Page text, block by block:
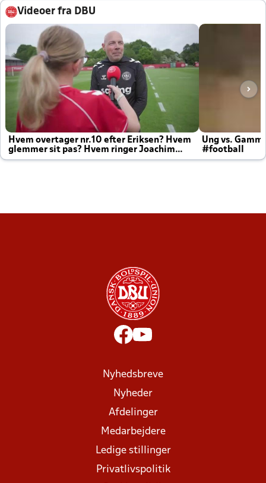
Videoer fra DBU
Hvem overtager nr.10 efter Eriksen? Hvem
glemmer sit pas? Hvem ringer Joachim
altid til efter kampe?
Ung vs.
#football
Nyhedsbreve
Nyheder
Afdelinger
Medarbejdere
Ledige stillinger
Privatlivspolitik